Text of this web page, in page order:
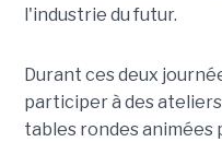
l'industrie du futur.
Durant ces deux
participer à des
tables rondes animées